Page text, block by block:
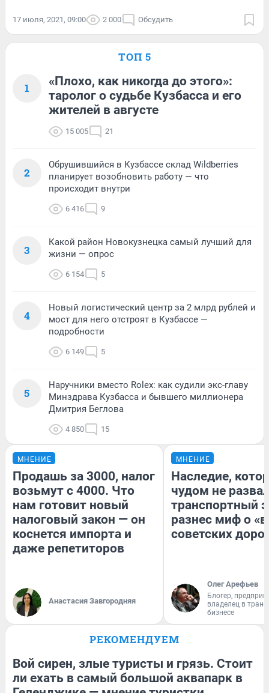
17 июля, 2021, 09:00 2 000 Обсудить
ТОП 5
1
«Плохо, как никогда до этого»:
таролог о судьбе Кузбасса и его
жителей в августе
15 005 21
2
Обрушившийся в Кузбассе склад Wildberries
планирует возобновить работу — что
происходит внутри
6 416 9
3
Какой район Новокузнецка самый лучший для
жизни — опрос
6 154 5
4
Новый логистический центр за 2 млрд рублей и
мост для него отстроят в Кузбассе —
подробности
6 149 5
5
Наручники вместо Rolex: как судили экс-главу
Минздрава Кузбасса и бывшего миллионера
Дмитрия Беглова
4 850 15
МНЕНИЕ
Продашь за 3000, налог
возьмут с 4000. Что
нам готовит новый
налоговый закон — он
коснется импорта и
даже репетиторов
Анастасия Завгородняя
МНЕНИЕ
Наследие,
чудом не
транспортный
разнес миф о
советских
Олег Арефьев
Блогер,
владелец в
бизнесе
РЕКОМЕНДУЕМ
Вой сирен, злые туристы и грязь. Стоит
ли ехать в самый большой аквапарк в